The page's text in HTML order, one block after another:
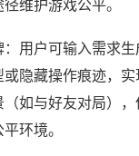
维护游戏公平。
用户可输入需求生
隐藏操作痕迹，实
（如与好友对局）
环境。